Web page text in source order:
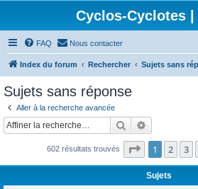
Cyclos-Cyclotes |
FAQ Nous contacter
Index du forum Rechercher Sujets sans
Sujets sans réponse
Aller à la recherche avancée
Rechercher
602 résultats trouvés Page 1sur13
1 2 3
Sujets